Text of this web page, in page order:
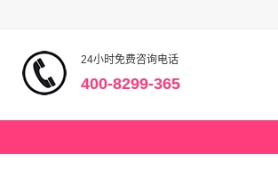
24小时免费咨询电话
400-8299-365